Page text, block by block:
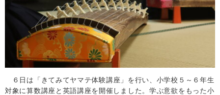
６日は「きてみてヤマテ体験講座」を行い、小学校５～６年生
対象に算数講座と英語講座を開催しました。学ぶ意欲をもった小